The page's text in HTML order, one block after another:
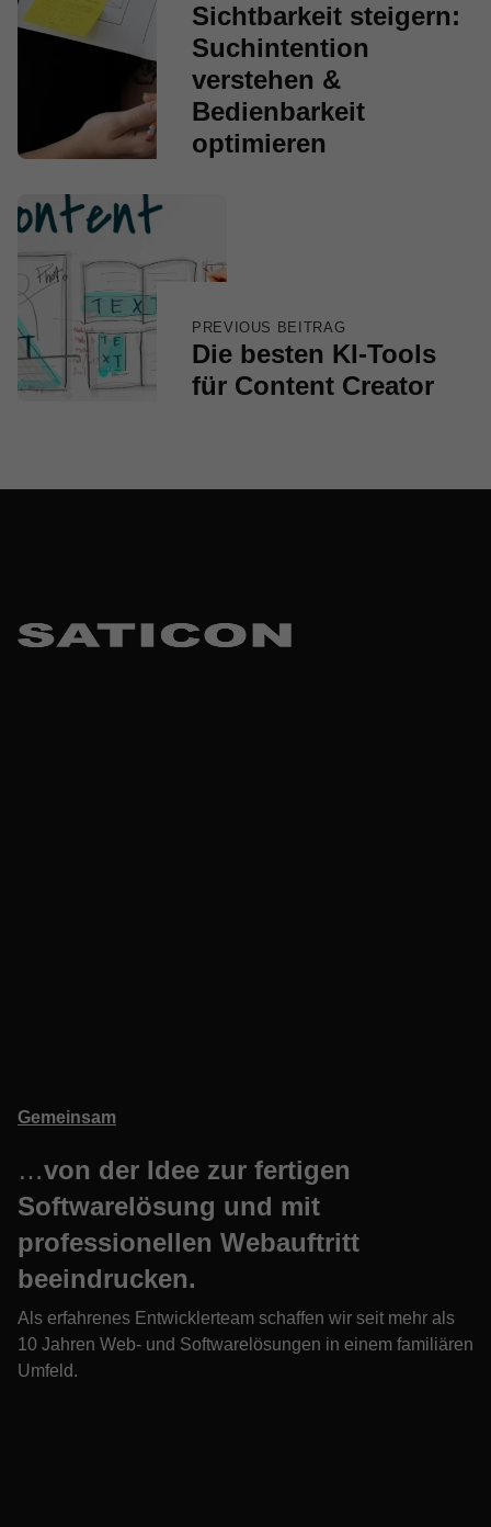
PREVIOUS BEITRAG
Die besten KI-Tools
für Content Creator
Sichtbarkeit steigern:
Suchintention
verstehen &
Bedienbarkeit
optimieren
Gemeinsam
…von der Idee zur fertigen
Softwarelösung und mit
professionellen Webauftritt
beeindrucken.
Als erfahrenes Entwicklerteam schaffen wir seit mehr als
10 Jahren Web- und Softwarelösungen in einem familiären
Umfeld.